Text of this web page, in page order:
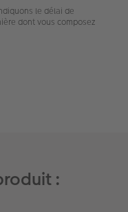
le délai de
dont vous composez
: